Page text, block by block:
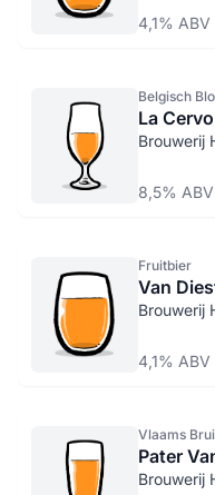
4,1% ABV
Belgisch
La
Brouwerij
8,5% ABV
Fruitbier
Van
Brouwerij
4,1% ABV
Vlaams
Pater
Brouwerij